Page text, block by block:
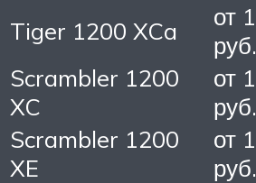
Tiger 1200 XCa
от
руб.
Scrambler 1200
XC
от
руб.
Scrambler 1200
XE
от
руб.